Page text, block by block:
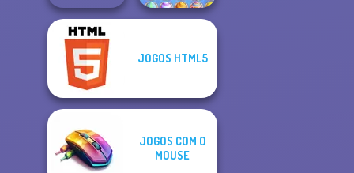
Sniper Shot:
Bullet Time
Mahjong Sweet
JOGOS HTML5
JOGOS COM O
MOUSE